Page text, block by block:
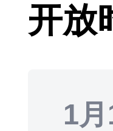
开放
1